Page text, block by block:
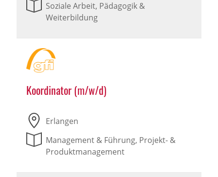
Soziale Arbeit, Pädagogik &
Weiterbildung
Koordinator (m/w/d)
Erlangen
Management & Führung, Projekt- &
Produktmanagement